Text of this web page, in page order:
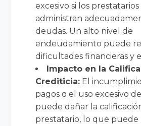
excesivo si los prestatarios
administran
deudas. Un alto nivel de
endeudamiento puede
dificultades financieras y
Impacto en la
Crediticia: El
pagos o el uso excesivo
puede dañar la
prestatario, lo que